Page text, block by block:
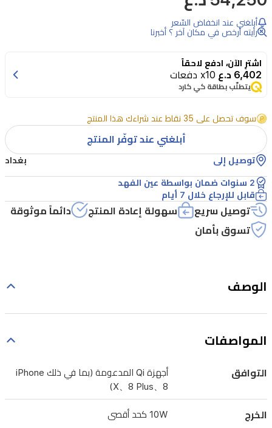
أبلغني عند انخفاض السّعر
رأيته أرخص في مكان آخر ؟ أخبرنا
اشترِ الآن، ادفع لاحقاً
6,402 د.ع x10 دفعات
يتطلّب بطاقة كي كارد
سوف تحصل على 35 نقاط عند شراءك هذا المنتج
أبلغني عند توفّر المنتج
توصيل إلى بغداد
2 سنوات ضمان بواسطة عين الفهد
قابل للإرجاع خلال 7 أيام
توصيل سريع سهولة إعادة المنتج
دائماً موثوقة
تسوق بأمان
الوصف
المواصفات
التوافق
أجهزة Qi المدعومة (بما في ذلك iPhone
X、8 Plus、8)
الخرج 10W كحد أقصى